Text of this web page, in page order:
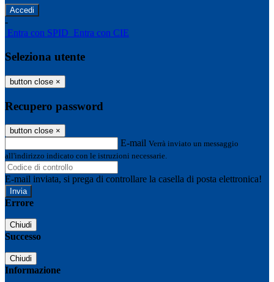
-
Entra con SPID Entra con CIE
Seleziona utente
button close ×
Recupero password
button close ×
E-mail Verrà inviato un messaggio
all'indirizzo indicato con le istruzioni necessarie.
E-mail inviata, si prega di controllare la casella di posta elettronica!
Errore
Chiudi
Successo
Chiudi
Informazione